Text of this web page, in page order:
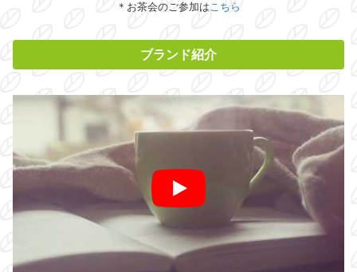
＊お茶会のご参加はこちら
ブランド紹介